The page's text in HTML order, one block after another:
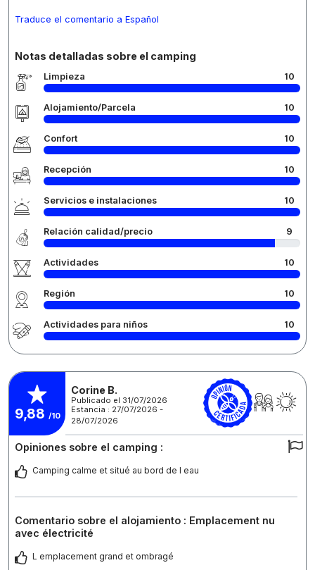
Traduce el comentario a Español
Notas detalladas sobre el camping
Limpieza 10
Alojamiento/Parcela 10
Confort 10
Recepción 10
Servicios e instalaciones 10
Relación calidad/precio 9
Actividades 10
Región 10
Actividades para niños 10
9,88 /10
Corine B.
Publicado el 31/07/2026
Estancia : 27/07/2026 -
28/07/2026
Opiniones sobre el camping :
Camping calme et situé au bord de l eau
Comentario sobre el alojamiento : Emplacement nu
avec électricité
L emplacement grand et ombragé